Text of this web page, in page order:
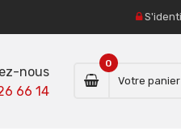
nous
66 14
Votre panier
0